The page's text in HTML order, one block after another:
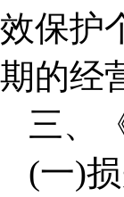
效保护
期的经
三、
(一)